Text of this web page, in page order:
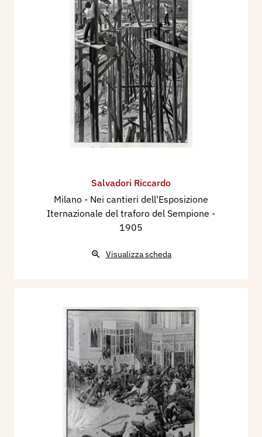
Salvadori Riccardo
Milano - Nei cantieri dell'Esposizione
Iternazionale del traforo del Sempione -
1905
Visualizza scheda